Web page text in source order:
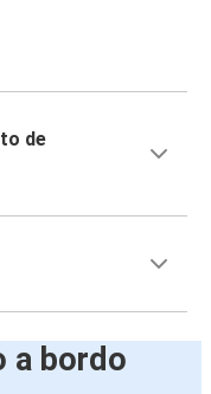
de
a bordo